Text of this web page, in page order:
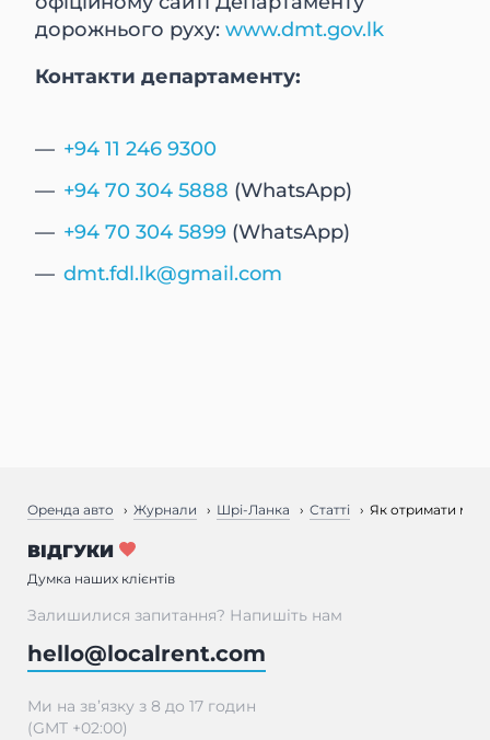
дорожнього руху:www.dmt.gov.lk
Контакти департаменту:
+94 11 246 9300
+94 70 304 5888 (WhatsApp)
+94 70 304 5899 (WhatsApp)
dmt.fdl.lk@gmail.com
Оренда авто Журнали Шрі-Ланка Статті Як отримати
ВІДГУКИ
Думка наших клієнтів
Залишилися запитання? Напишіть нам
hello@localrent.com
Ми на зв’язку з 8 до 17 годин
(GMT +02:00)